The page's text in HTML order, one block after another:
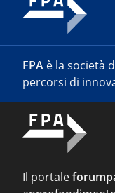
FPA è la società
percorsi di
Il portale